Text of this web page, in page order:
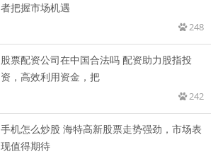
者把握市场机遇
248
股票配资公司在中国合法吗 配资助力股指投
资，高效利用资金，把
242
手机怎么炒股 海特高新股票走势强劲，市场表
现值得期待